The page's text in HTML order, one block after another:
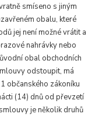
smíseno s jiným
obalu, které
jej není možné vrátit a
nahrávky nebo
obal obchodních
odstoupit, má
občanského zákoníku
(14) dnů od převzetí
je několik druhů